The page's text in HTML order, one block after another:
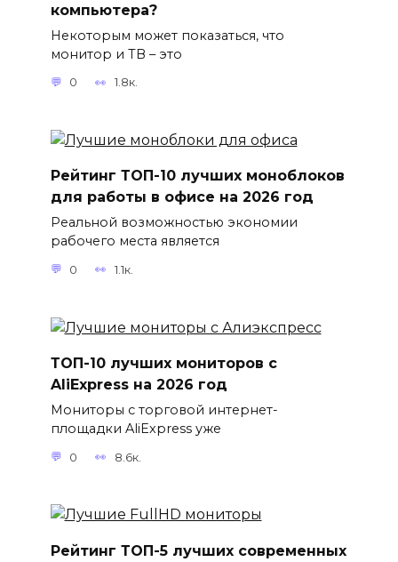
компьютера?
Некоторым может показаться, что
монитор и ТВ – это
0 1.8к.
Рейтинг ТОП-10 лучших моноблоков
для работы в офисе на 2026 год
Реальной возможностью экономии
рабочего места является
0 1.1к.
ТОП-10 лучших мониторов с
AliExpress на 2026 год
Мониторы с торговой интернет-
площадки AliExpress уже
0 8.6к.
Рейтинг ТОП-5 лучших современных